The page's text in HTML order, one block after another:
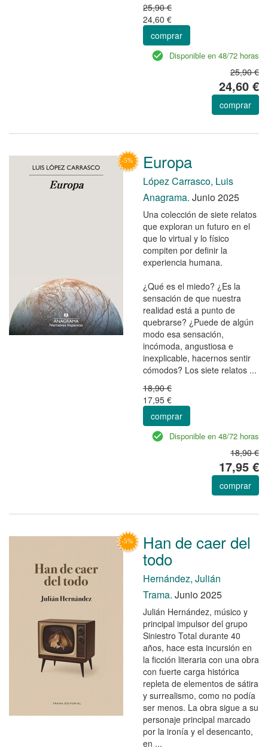
25,90 €
24,60 €
comprar
Disponible en 48/72 horas
25,90 €
24,60 €
comprar
Europa
López Carrasco, Luis
Anagrama. Junio 2025
Una colección de siete relatos
que exploran un futuro en el
que lo virtual y lo físico
compiten por definir la
experiencia humana.
¿Qué es el miedo? ¿Es la
sensación de que nuestra
realidad está a punto de
quebrarse? ¿Puede de algún
modo esa sensación,
incómoda, angustiosa e
inexplicable, hacernos sentir
cómodos? Los siete relatos ...
18,90 €
17,95 €
comprar
Disponible en 48/72 horas
18,90 €
17,95 €
comprar
Han de caer del
todo
Hernández, Julián
Trama. Junio 2025
Julián Hernández, músico y
principal impulsor del grupo
Siniestro Total durante 40
años, hace esta incursión en
la ficción literaria con una obra
con fuerte carga histórica
repleta de elementos de sátira
y surrealismo, como no podía
ser menos. La obra sigue a su
personaje principal marcado
por la ironía y el desencanto,
en ...